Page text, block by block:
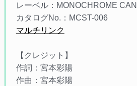
レーベル：MONOCHROME
カタログNo.：MCST-006
マルチリンク
【クレジット】
作詞：宮本彩陽
作曲：宮本彩陽